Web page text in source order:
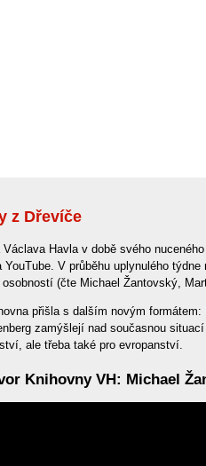
z Dřevíče
Václava Havla v době svého
YouTube. V průběhu uplynulého
(čte Michael Žantovský,
přišla s dalším novým formátem:
zamýšlejí nad současnou
ale třeba také pro evropanství.
Knihovny VH: Michael